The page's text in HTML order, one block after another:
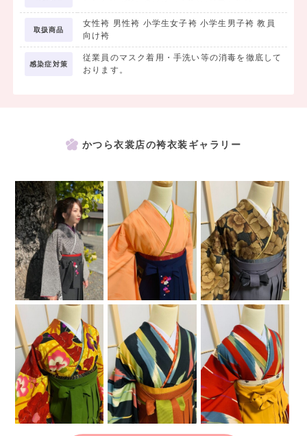
取扱商品
女性袴 男性袴 小学生女子袴 小学生男子袴 教員
向け袴
感染症対策
従業員のマスク着用・手洗い等の消毒を徹底して
おります。
かつら衣裳店の袴衣装ギャラリー